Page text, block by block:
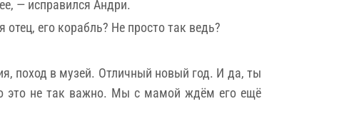
— исправился Андри.
его корабль? Не просто так ведь?
поход в музей. Отличный новый год. И да, ты
это не так важно. Мы с мамой ждём его ещё